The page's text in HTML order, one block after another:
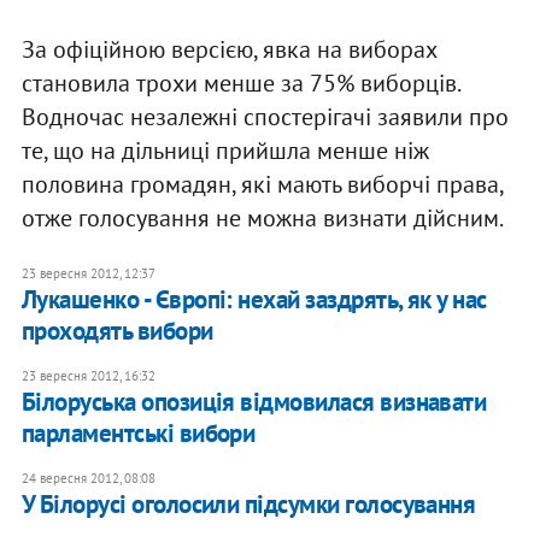
За офіційною версією, явка на виборах
становила трохи менше за 75% виборців.
Водночас незалежні спостерігачі заявили про
те, що на дільниці прийшла менше ніж
половина громадян, які мають виборчі права,
отже голосування не можна визнати дійсним.
23 вересня 2012, 12:37
Лукашенко - Європі: нехай заздрять, як у нас
проходять вибори
23 вересня 2012, 16:32
Білоруська опозиція відмовилася визнавати
парламентські вибори
24 вересня 2012, 08:08
У Білорусі оголосили підсумки голосування